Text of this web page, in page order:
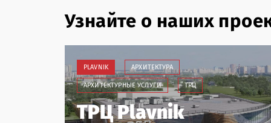
Узнайте о наших
PLAVNIK АРХИТЕКТУРА
АРХИТЕКТУРНЫЕ УСЛУГИ ТРЦ
ТРЦ Plavnik